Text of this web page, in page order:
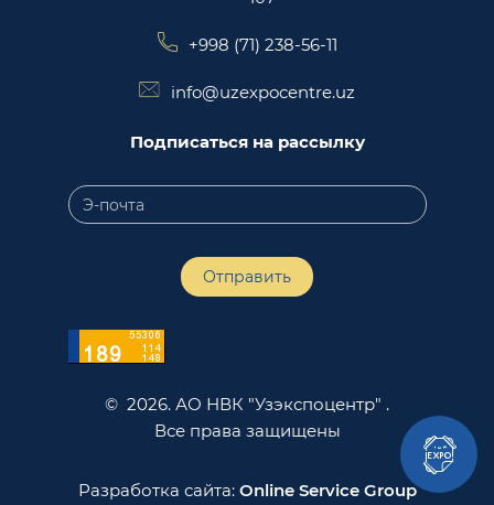
+998 (71) 238-56-11
info@uzexpocentre.uz
Подписаться на рассылку
Отправить
© 2026. АО НВК "Узэкспоцентр" .
Все права защищены
Разработка сайта: Online Service Group